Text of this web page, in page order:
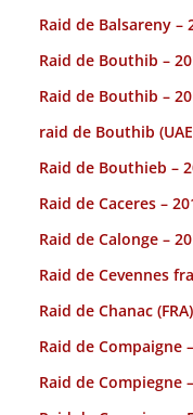
Raid de Balsareny –
Raid de Bouthib –
Raid de Bouthib –
raid de Bouthib
Raid de Bouthieb –
Raid de Caceres –
Raid de Calonge –
Raid de Cevennes
Raid de Chanac
Raid de Compaigne
Raid de Compiegne